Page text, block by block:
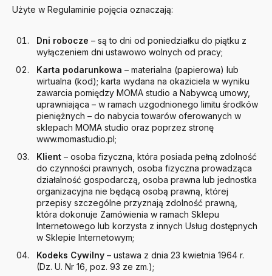
Użyte w Regulaminie pojęcia oznaczają:
Dni robocze – są to dni od poniedziałku do piątku z
wyłączeniem dni ustawowo wolnych od pracy;
Karta podarunkowa – materialna (papierowa) lub
wirtualna (kod); karta wydana na okaziciela w wyniku
zawarcia pomiędzy MOMA studio a Nabywcą umowy,
uprawniająca – w ramach uzgodnionego limitu środków
pieniężnych – do nabycia towarów oferowanych w
sklepach MOMA studio oraz poprzez stronę
www.momastudio.pl;
Klient – osoba fizyczna, która posiada pełną zdolność
do czynności prawnych, osoba fizyczna prowadząca
działalność gospodarczą, osoba prawna lub jednostka
organizacyjna nie będącą osobą prawną, której
przepisy szczególne przyznają zdolność prawną,
która dokonuje Zamówienia w ramach Sklepu
Internetowego lub korzysta z innych Usług dostępnych
w Sklepie Internetowym;
Kodeks Cywilny – ustawa z dnia 23 kwietnia 1964 r.
(Dz. U. Nr 16, poz. 93 ze zm.);